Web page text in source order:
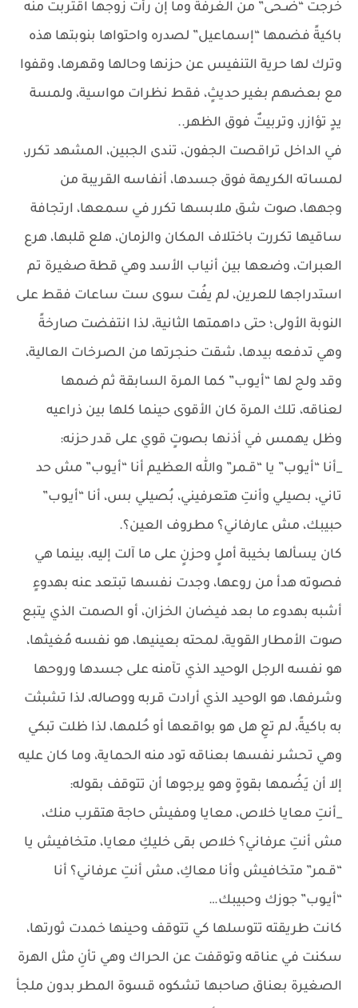
خرجت “ضُـحى” من الغرفة وما إن رأت زوجها اقتربت منه
باكيةً فضمها “إسماعيل” لصدره واحتواها بنوبتها هذه
وترك لها حرية التنفيس عن حزنها وحالها وقهرها، وقفوا
مع بعضهم بغير حديثٍ، فقط نظرات مواسية، ولمسة
يدٍ تؤازر، وتربيتٌ فوق الظهر..
في الداخل تراقصت الجفون، تندى الجبين، المشهد تكرر،
لمساته الكريهة فوق جسدها، أنفاسه القريبة من
وجهها، صوت شق ملابسها تكرر في سمعها، ارتجافة
ساقيها تكررت باختلاف المكان والزمان، هلع قلبها، هرع
العبرات، وضعها بين أنياب الأسد وهي قطة صغيرة تم
استدراجها للعرين، لم يفُت سوى ست ساعات فقط على
النوبة الأولى؛ حتى داهمتها الثانية، لذا انتفضت صارخةً
وهي تدفعه بيدها، شقت حنجرتها من الصرخات العالية،
وقد ولج لها “أيـوب” كما المرة السابقة ثم ضمها
لعناقه، تلك المرة كان الأقوى حينما كلها بين ذراعيه
وظل يهمس في أذنها بصوتٍ قوي على قدر حزنه:
_أنا “أيـوب” يا “قـمر” والله العظيم أنا “أيـوب” مش حد
تاني، بصيلي وأنتِ هتعرفيني، بُصيلي بس، أنا “أيـوب”
حبيبك، مش عارفاني؟ مطروف العين؟.
كان يسألها بخيبة أملٍ وحزنٍ على ما آلت إليه، بينما هي
فصوته هدأ من روعها، وجدت نفسها تبتعد عنه بهدوءٍ
أشبه بهدوء ما بعد فيضان الخزان، أو الصمت الذي يتبع
صوت الأمطار القوية، لمحته بعينيها، هو نفسه مُغيثها،
هو نفسه الرجل الوحيد الذي تآمنه على جسدها وروحها
وشرفها، هو الوحيد الذي أرادت قربه ووصاله، لذا تشبثت
به باكيةً، لم تعِ هل هو بواقعها أو حُلمها، لذا ظلت تبكي
وهي تحشر نفسها بعناقه تود منه الحماية، وما كان عليه
إلا أن يَضُمها بقوةٍ وهو يرجوها أن تتوقف بقوله:
_أنتِ معايا خلاص، معايا ومفيش حاجة هتقرب منك،
مش أنتِ عرفاني؟ خلاص بقى خليكِ معايا، متخافيش يا
“قـمر” متخافيش وأنا معاكِ، مش أنتِ عرفاني؟ أنا
“أيـوب” جوزك وحبيبك…
كانت طريقته تتوسلها كي تتوقف وحينها خمدت ثورتها،
سكنت في عناقه وتوقفت عن الحراك وهي تأنِ مثل الهرة
الصغيرة بعناق صاحبها تشكوه قسوة المطر بدون ملجأ